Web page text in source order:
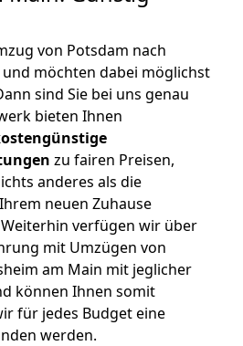
von Potsdam nach
möchten dabei möglichst
sind Sie bei uns genau
bieten Ihnen
zu fairen Preisen,
anderes als die
neuen Zuhause
verfügen wir über
mit Umzügen von
am Main mit jeglicher
können Ihnen somit
für jedes Budget eine
werden.